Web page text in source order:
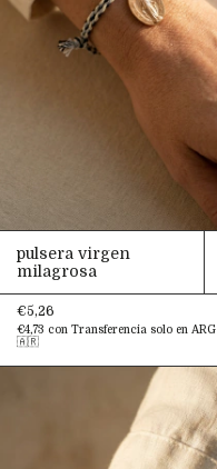
pulsera virgen
milagrosa
€5,26
€4,73 con Transferencia solo en ARG
🇦🇷